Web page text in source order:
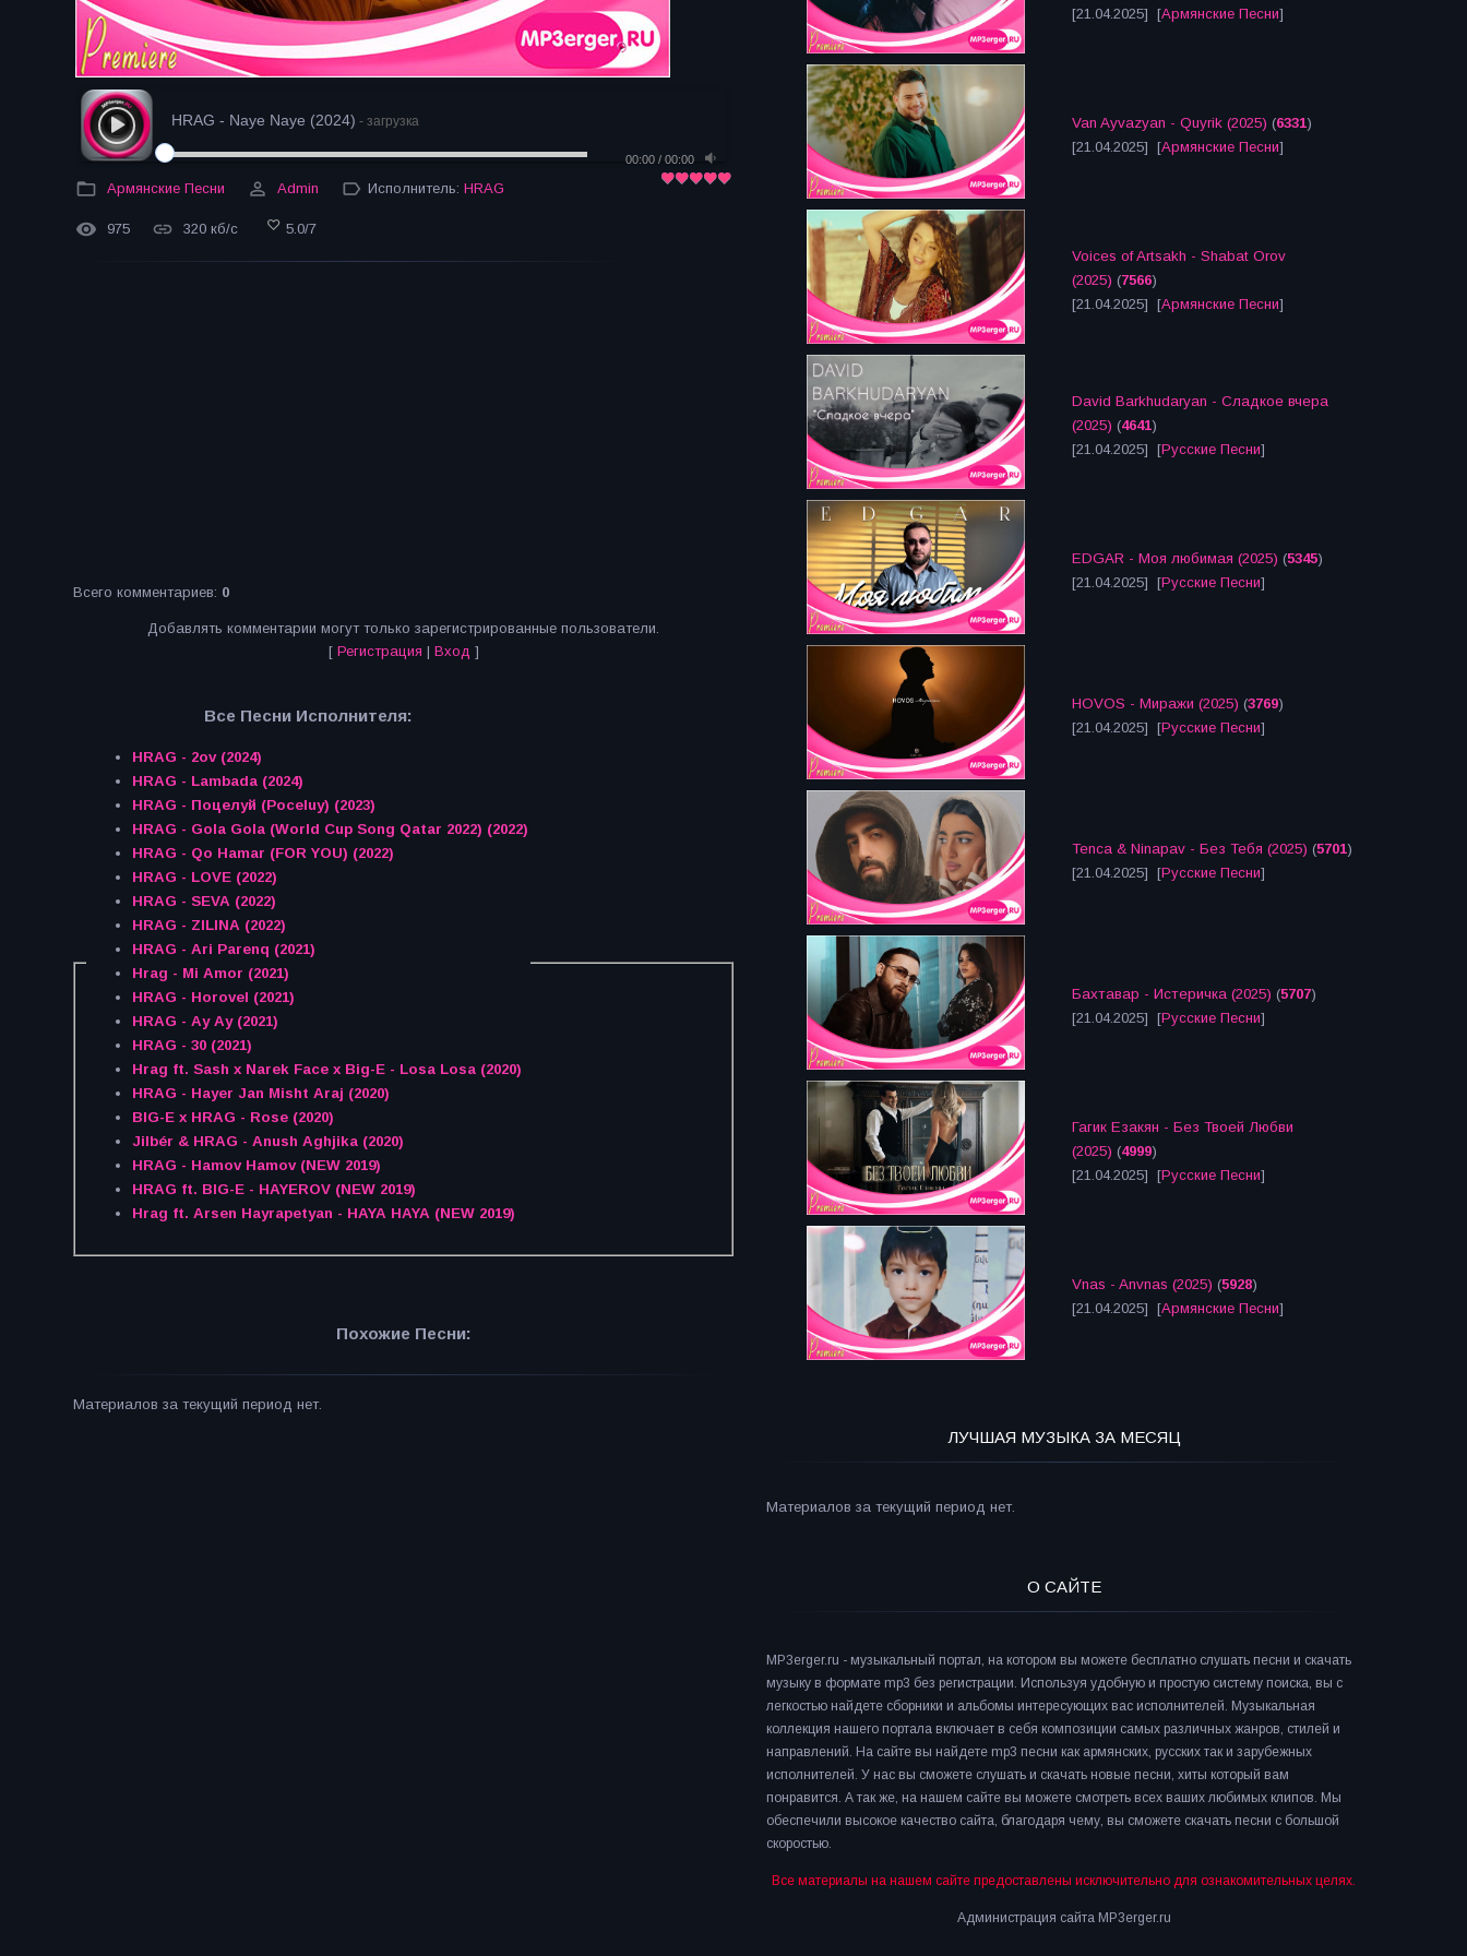
HRAG - Naye Naye (2024) - загрузка
00:00 / 00:00
Армянские Песни Admin Исполнитель: HRAG
975 320 кб/с 5.0/7
Всего комментариев: 0
Добавлять комментарии могут только зарегистрированные пользователи.
[ Регистрация | Вход ]
Все Песни Исполнителя:
HRAG - 2ov (2024)
HRAG - Lambada (2024)
HRAG - Поцелуй (Poceluy) (2023)
HRAG - Gola Gola (World Cup Song Qatar 2022) (2022)
HRAG - Qo Hamar (FOR YOU) (2022)
HRAG - LOVE (2022)
HRAG - SEVA (2022)
HRAG - ZILINA (2022)
HRAG - Ari Parenq (2021)
Hrag - Mi Amor (2021)
HRAG - Horovel (2021)
HRAG - Ay Ay (2021)
HRAG - 30 (2021)
Hrag ft. Sash x Narek Face x Big-E - Losa Losa (2020)
HRAG - Hayer Jan Misht Araj (2020)
BIG-E x HRAG - Rose (2020)
Jilbér & HRAG - Anush Aghjika (2020)
HRAG - Hamov Hamov (NEW 2019)
HRAG ft. BIG-E - HAYEROV (NEW 2019)
Hrag ft. Arsen Hayrapetyan - HAYA HAYA (NEW 2019)
Похожие Песни:
Материалов за текущий период нет.
[21.04.2025] [Армянские Песни]
Van Ayvazyan - Quyrik (2025) (6331)
[21.04.2025] [Армянские Песни]
Voices of Artsakh - Shabat Orov
(2025) (7566)
[21.04.2025] [Армянские Песни]
David Barkhudaryan - Сладкое вчера
(2025) (4641)
[21.04.2025] [Русские Песни]
EDGAR - Моя любимая (2025) (5345)
[21.04.2025] [Русские Песни]
HOVOS - Миражи (2025) (3769)
[21.04.2025] [Русские Песни]
Tenca & Ninapav - Без Тебя (2025) (5701)
[21.04.2025] [Русские Песни]
Бахтавар - Истеричка (2025) (5707)
[21.04.2025] [Русские Песни]
Гагик Езакян - Без Твоей Любви
(2025) (4999)
[21.04.2025] [Русские Песни]
Vnas - Anvnas (2025) (5928)
[21.04.2025] [Армянские Песни]
ЛУЧШАЯ МУЗЫКА ЗА МЕСЯЦ
Материалов за текущий период нет.
О САЙТЕ
MP3erger.ru - музыкальный портал, на котором вы можете бесплатно слушать песни и скачать
музыку в формате mp3 без регистрации. Используя удобную и простую систему поиска, вы с
легкостью найдете сборники и альбомы интересующих вас исполнителей. Музыкальная
коллекция нашего портала включает в себя композиции самых различных жанров, стилей и
направлений. На сайте вы найдете mp3 песни как армянских, русских так и зарубежных
исполнителей. У нас вы сможете слушать и скачать новые песни, хиты который вам
понравится. А так же, на нашем сайте вы можете смотреть всех ваших любимых клипов. Мы
обеспечили высокое качество сайта, благодаря чему, вы сможете скачать песни с большой
скоростью.
Все материалы на нашем сайте предоставлены исключительно для ознакомительных целях.
Администрация сайта MP3erger.ru